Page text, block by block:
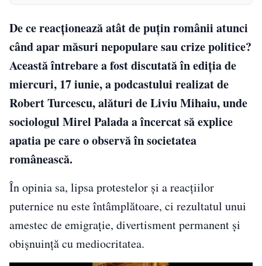
De ce reacționează atât de puțin românii atunci
când apar măsuri nepopulare sau crize politice?
Această întrebare a fost discutată în ediția de
miercuri, 17 iunie, a podcastului realizat de
Robert Turcescu, alături de Liviu Mihaiu, unde
sociologul Mirel Palada a încercat să explice
apatia pe care o observă în societatea
românească.
În opinia sa, lipsa protestelor și a reacțiilor
puternice nu este întâmplătoare, ci rezultatul unui
amestec de emigrație, divertisment permanent și
obișnuință cu mediocritatea.